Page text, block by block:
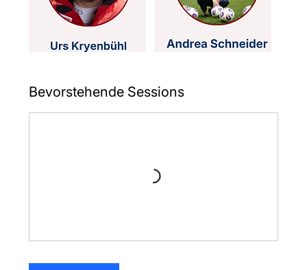
Bevorstehende Sessions